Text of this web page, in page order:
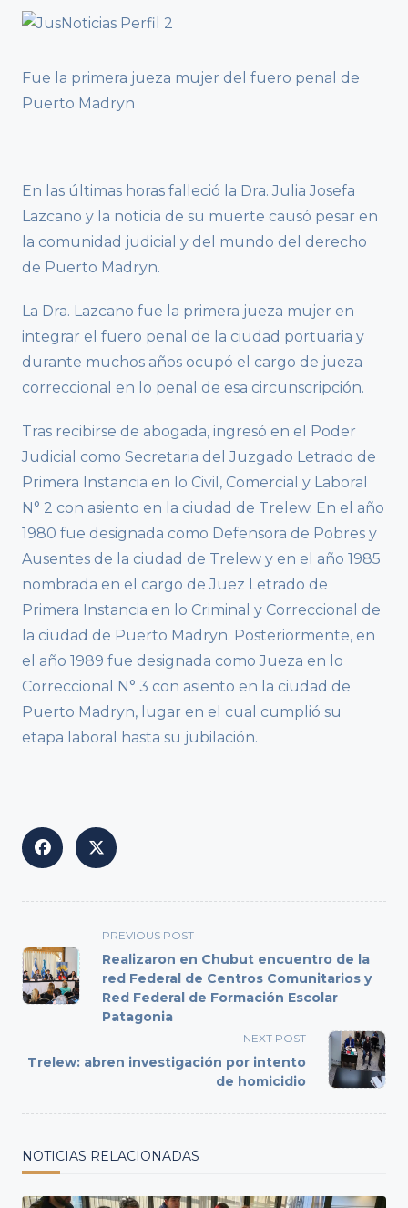
Fue la primera jueza mujer del fuero penal de
Puerto Madryn
En las últimas horas falleció la Dra. Julia Josefa
Lazcano y la noticia de su muerte causó pesar en
la comunidad judicial y del mundo del derecho
de Puerto Madryn.
La Dra. Lazcano fue la primera jueza mujer en
integrar el fuero penal de la ciudad portuaria y
durante muchos años ocupó el cargo de jueza
correccional en lo penal de esa circunscripción.
Tras recibirse de abogada, ingresó en el Poder
Judicial como Secretaria del Juzgado Letrado de
Primera Instancia en lo Civil, Comercial y Laboral
N° 2 con asiento en la ciudad de Trelew. En el año
1980 fue designada como Defensora de Pobres y
Ausentes de la ciudad de Trelew y en el año 1985
nombrada en el cargo de Juez Letrado de
Primera Instancia en lo Criminal y Correccional de
la ciudad de Puerto Madryn. Posteriormente, en
el año 1989 fue designada como Jueza en lo
Correccional N° 3 con asiento en la ciudad de
Puerto Madryn, lugar en el cual cumplió su
etapa laboral hasta su jubilación.
class="nav-
subtitle
screen-
PREVIOUS POST
Realizaron en Chubut encuentro de la
red Federal de Centros Comunitarios y
Red Federal de Formación Escolar
Patagonia
NEXT POST
Trelew: abren investigación por intento
de homicidio
NOTICIAS RELACIONADAS